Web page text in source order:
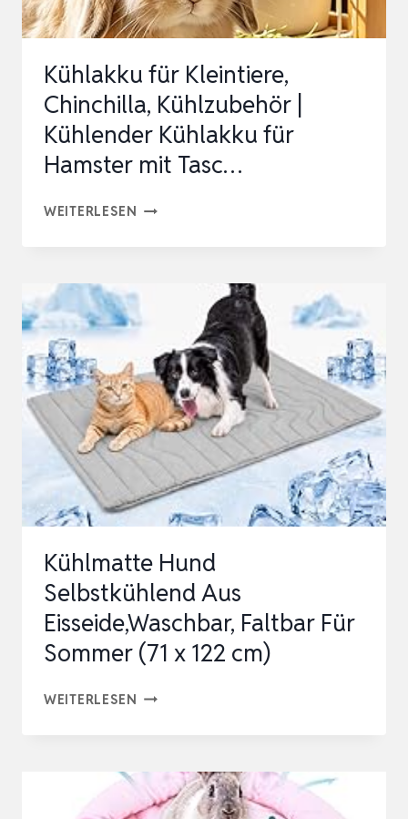
…
Kühlakku für Kleintiere,
Chinchilla, Kühlzubehör |
Kühlender Kühlakku für
Hamster mit Tasc…
WEITERLESEN KÜHLAKKU
CHINCHILLA,
KÜHLZUBEHÖR
KÜHLENDER
KÜHLAKKU
FÜR
HAMSTER
MIT
TASC…
Kühlmatte Hund
Selbstkühlend Aus
Eisseide,Waschbar, Faltbar Für
Sommer (71 x 122 cm)
WEITERLESEN KÜHLMATTE
AUS
EISSEIDE,WASCHBAR,